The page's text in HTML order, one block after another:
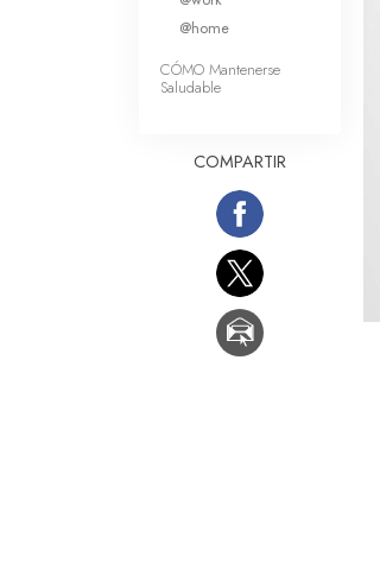
@home
CÓMO Mantenerse
Saludable
COMPARTIR